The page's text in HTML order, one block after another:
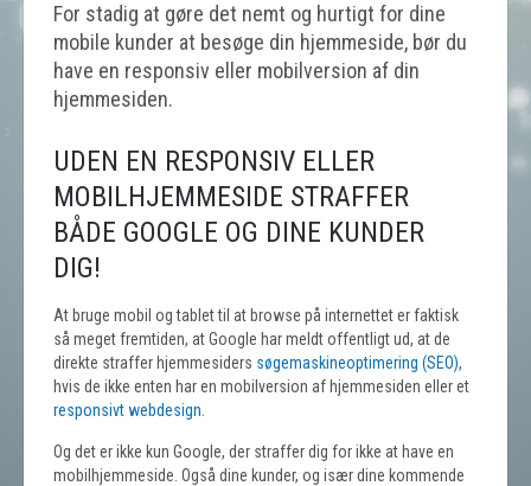
For stadig at gøre det nemt og hurtigt for dine
mobile kunder at besøge din hjemmeside, bør du
have en responsiv eller mobilversion af din
hjemmesiden.
UDEN EN RESPONSIV ELLER
MOBILHJEMMESIDE STRAFFER
BÅDE GOOGLE OG DINE KUNDER
DIG!
At bruge mobil og tablet til at browse på internettet er faktisk
så meget fremtiden, at Google har meldt offentligt ud, at de
direkte straffer hjemmesiders søgemaskineoptimering (SEO),
hvis de ikke enten har en mobilversion af hjemmesiden eller et
responsivt webdesign
Og det er ikke kun Google, der straffer dig for ikke at have en
mobilhjemmeside. Også dine kunder, og især dine kommende